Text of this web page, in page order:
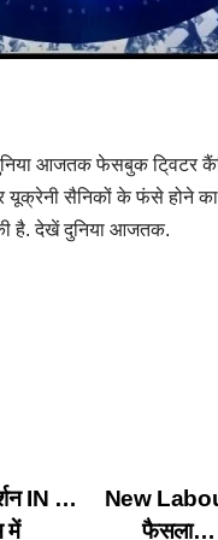
आजतक फेसबुक टि्वटर
सैनिकों के फंसे होने का
है. देखें दुनिया आजतक.
New
फैसला…
IN …
में